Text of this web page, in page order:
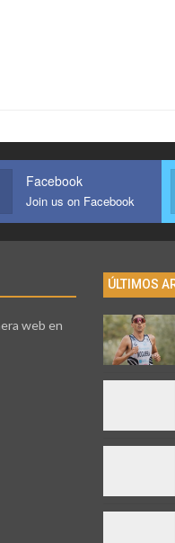
Facebook
Join us on Facebook
web en
ÚLTIMOS